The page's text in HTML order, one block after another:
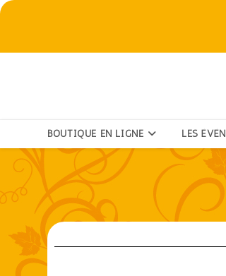
BOUTIQUE EN LIGNE LES